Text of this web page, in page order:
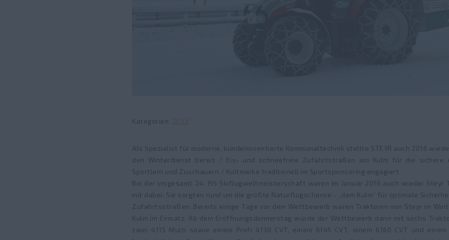
Kategorien
Als Spezialist für moderne, kundenorientierte Kommunaltechnik stellte STEYR auch 2016
den Winterdienst bereit / Eis- und schneefreie Zufahrtstraßen am Kulm für die sichere
Sportlern und Zuschauern / Kultmarke traditionell im Sportsponsoring engagiert
Bei der insgesamt 24. FIS Skiflugweltmeisterschaft waren im Januar 2016 auch wieder Steyr
mit dabei: Sie sorgten rund um die größte Naturflugschanze - „dem Kulm“ für optimale
Zufahrtsstraßen. Bereits einige Tage vor dem Wettbewerb waren Traktoren von Steyr im
Kulm im Einsatz. Ab dem Eröffnungsdonnerstag wurde der Wettbewerb dann mit sechs
zwei 4115 Multi sowie einem Profi 4130 CVT, einem 6145 CVT, einem 6160 CVT und